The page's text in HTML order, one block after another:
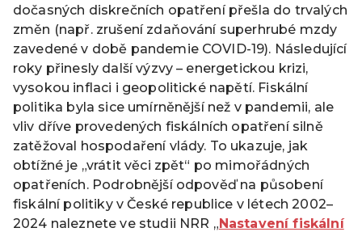
dočasných diskrečních opatření přešla do trvalých
změn (např. zrušení zdaňování superhrubé mzdy
zavedené v době pandemie COVID-19). Následující
roky přinesly další výzvy – energetickou krizi,
vysokou inflaci i geopolitické napětí. Fiskální
politika byla sice umírněnější než v pandemii, ale
vliv dříve provedených fiskálních opatření silně
zatěžoval hospodaření vlády. To ukazuje, jak
obtížné je „vrátit věci zpět“ po mimořádných
opatřeních. Podrobnější odpověď na působení
fiskální politiky v České republice v létech 2002–
2024 naleznete ve studii NRR „Nastavení fiskální